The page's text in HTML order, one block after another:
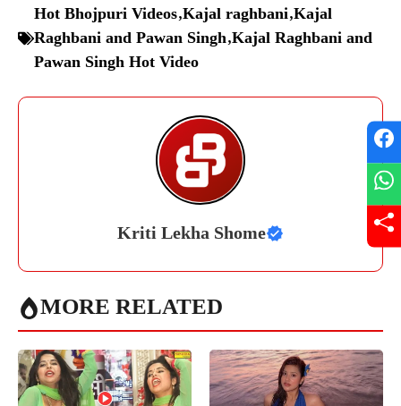
Hot Bhojpuri Videos,Kajal raghbani,Kajal
Raghbani and Pawan Singh,Kajal Raghbani and
Pawan Singh Hot Video
Kriti Lekha Shome
MORE RELATED